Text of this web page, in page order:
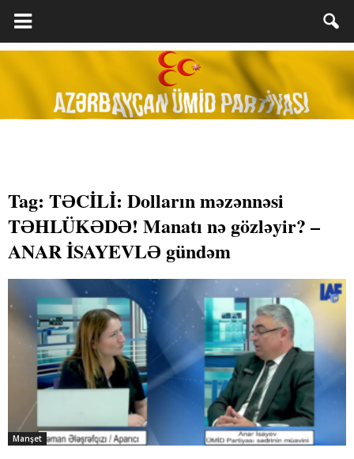
Tag: TƏCİLİ: Dolların məzənnəsi
TƏHLÜKƏDƏ! Manatı nə gözləyir? –
ANAR İSAYEVLƏ gündəm
Manşet